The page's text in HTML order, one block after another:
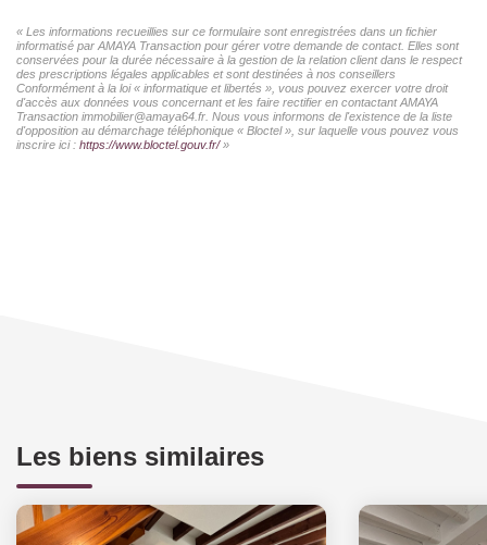
« Les informations recueillies sur ce formulaire sont enregistrées dans un fichier
informatisé par AMAYA Transaction pour gérer votre demande de contact. Elles sont
conservées pour la durée nécessaire à la gestion de la relation client dans le respect
des prescriptions légales applicables et sont destinées à nos conseillers
Conformément à la loi « informatique et libertés », vous pouvez exercer votre droit
d'accès aux données vous concernant et les faire rectifier en contactant AMAYA
Transaction immobilier@amaya64.fr. Nous vous informons de l'existence de la liste
d'opposition au démarchage téléphonique « Bloctel », sur laquelle vous pouvez vous
inscrire ici : https://www.bloctel.gouv.fr/»
Les biens similaires